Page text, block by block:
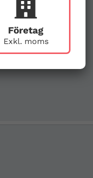
Företag
Exkl. moms